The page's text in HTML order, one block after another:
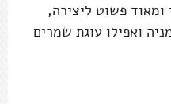
פשוט ליצירה,
ואפילו עוגת שמרים